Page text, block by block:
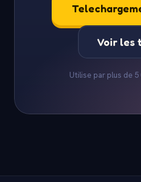
Voir les
Utilise par plus de 5